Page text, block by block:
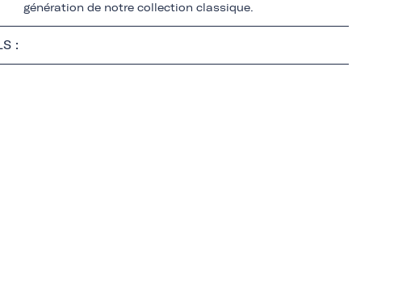
génération de notre collection classique.
: